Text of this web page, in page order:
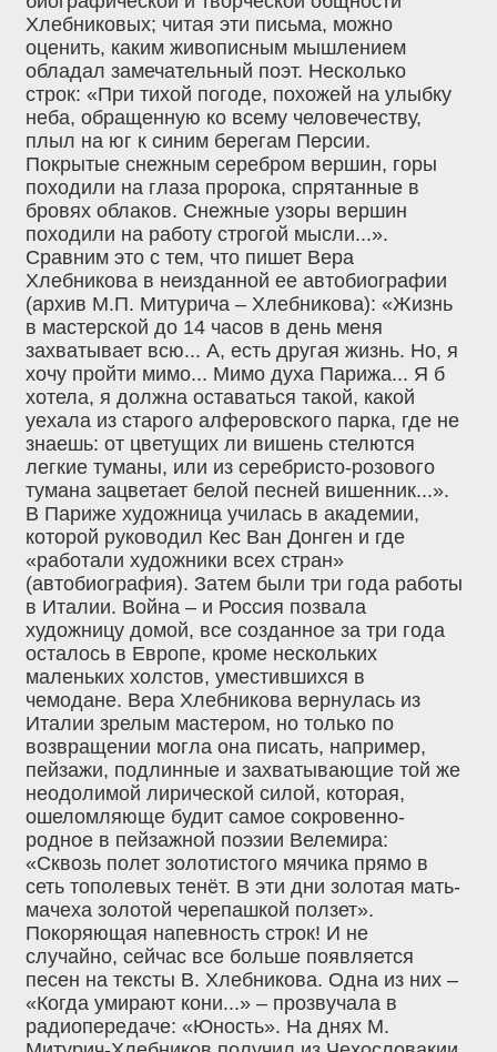
Хлебниковых; читая эти письма, можно
оценить, каким живописным мышлением
обладал замечательный поэт. Несколько
строк: «При тихой погоде, похожей на улыбку
неба, обращенную ко всему человечеству,
плыл на юг к синим берегам Персии.
Покрытые снежным серебром вершин, горы
походили на глаза пророка, спрятанные в
бровях облаков. Снежные узоры вершин
походили на работу строгой мысли...».
Сравним это с тем, что пишет Вера
Хлебникова в неизданной ее автобиографии
(архив М.П. Митурича – Хлебникова): «Жизнь
в мастерской до 14 часов в день меня
захватывает всю... А, есть другая жизнь. Но, я
хочу пройти мимо... Мимо духа Парижа... Я б
хотела, я должна оставаться такой, какой
уехала из старого алферовского парка, где не
знаешь: от цветущих ли вишень стелются
легкие туманы, или из серебристо-розового
тумана зацветает белой песней вишенник...».
В Париже художница училась в академии,
которой руководил Кес Ван Донген и где
«работали художники всех стран»
(автобиография). Затем были три года работы
в Италии. Война – и Россия позвала
художницу домой, все созданное за три года
осталось в Европе, кроме нескольких
маленьких холстов, уместившихся в
чемодане. Вера Хлебникова вернулась из
Италии зрелым мастером, но только по
возвращении могла она писать, например,
пейзажи, подлинные и захватывающие той же
неодолимой лирической силой, которая,
ошеломляюще будит самое сокровенно-
родное в пейзажной поэзии Велемира:
«Сквозь полет золотистого мячика прямо в
сеть тополевых тенёт. В эти дни золотая мать-
мачеха золотой черепашкой ползет».
Покоряющая напевность строк! И не
случайно, сейчас все больше появляется
песен на тексты В. Хлебникова. Одна из них –
«Когда умирают кони...» – прозвучала в
радиопередаче: «Юность». На днях М.